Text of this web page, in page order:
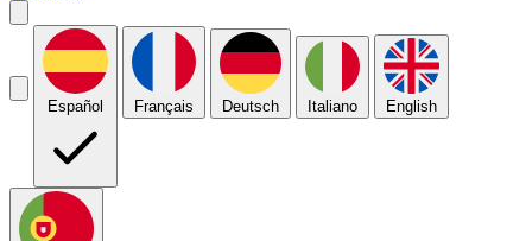
Español Français Deutsch Italiano English